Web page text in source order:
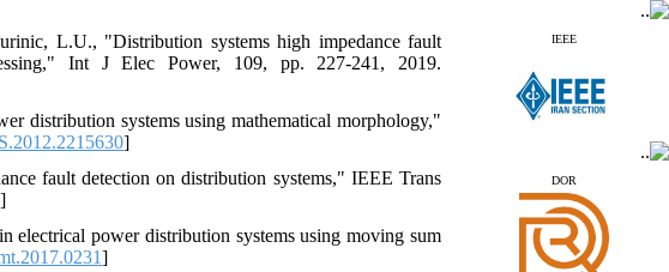
Index Copernicus
www.journals.msrt.ir
IEEE
DOR
L.U., "Distribution systems high impedance fault
Int J Elec Power, 109, pp. 227-241, 2019.
distribution systems using mathematical morphology,"
]
fault detection on distribution systems," IEEE Trans
]
power distribution systems using moving sum
]